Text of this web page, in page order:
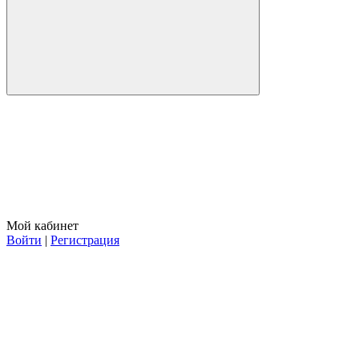
Мой кабинет
Войти | Регистрация